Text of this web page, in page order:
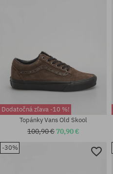
Dostupné veľkosti:
Dodatočná zľava -10 %!
Topánky Vans Old Skool
100,90 € 70,90 €
-30%